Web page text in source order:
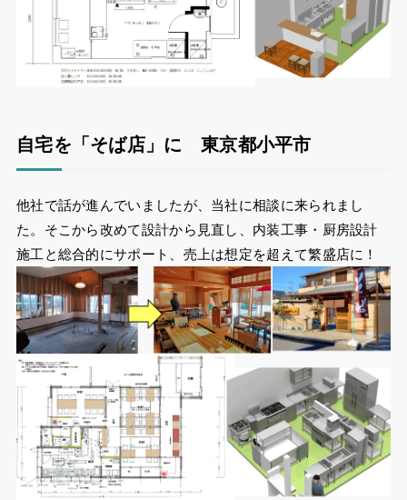
自宅を「そば店」に 東京都小平市
他社で話が進んでいましたが、当社に相談に来られまし
た。そこから改めて設計から見直し、内装工事・厨房設計
施工と総合的にサポート、売上は想定を超えて繁盛店に！